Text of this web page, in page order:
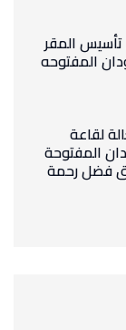
المقر
المفتوحه
لقاعة
المفتوحة
فضل رحمة